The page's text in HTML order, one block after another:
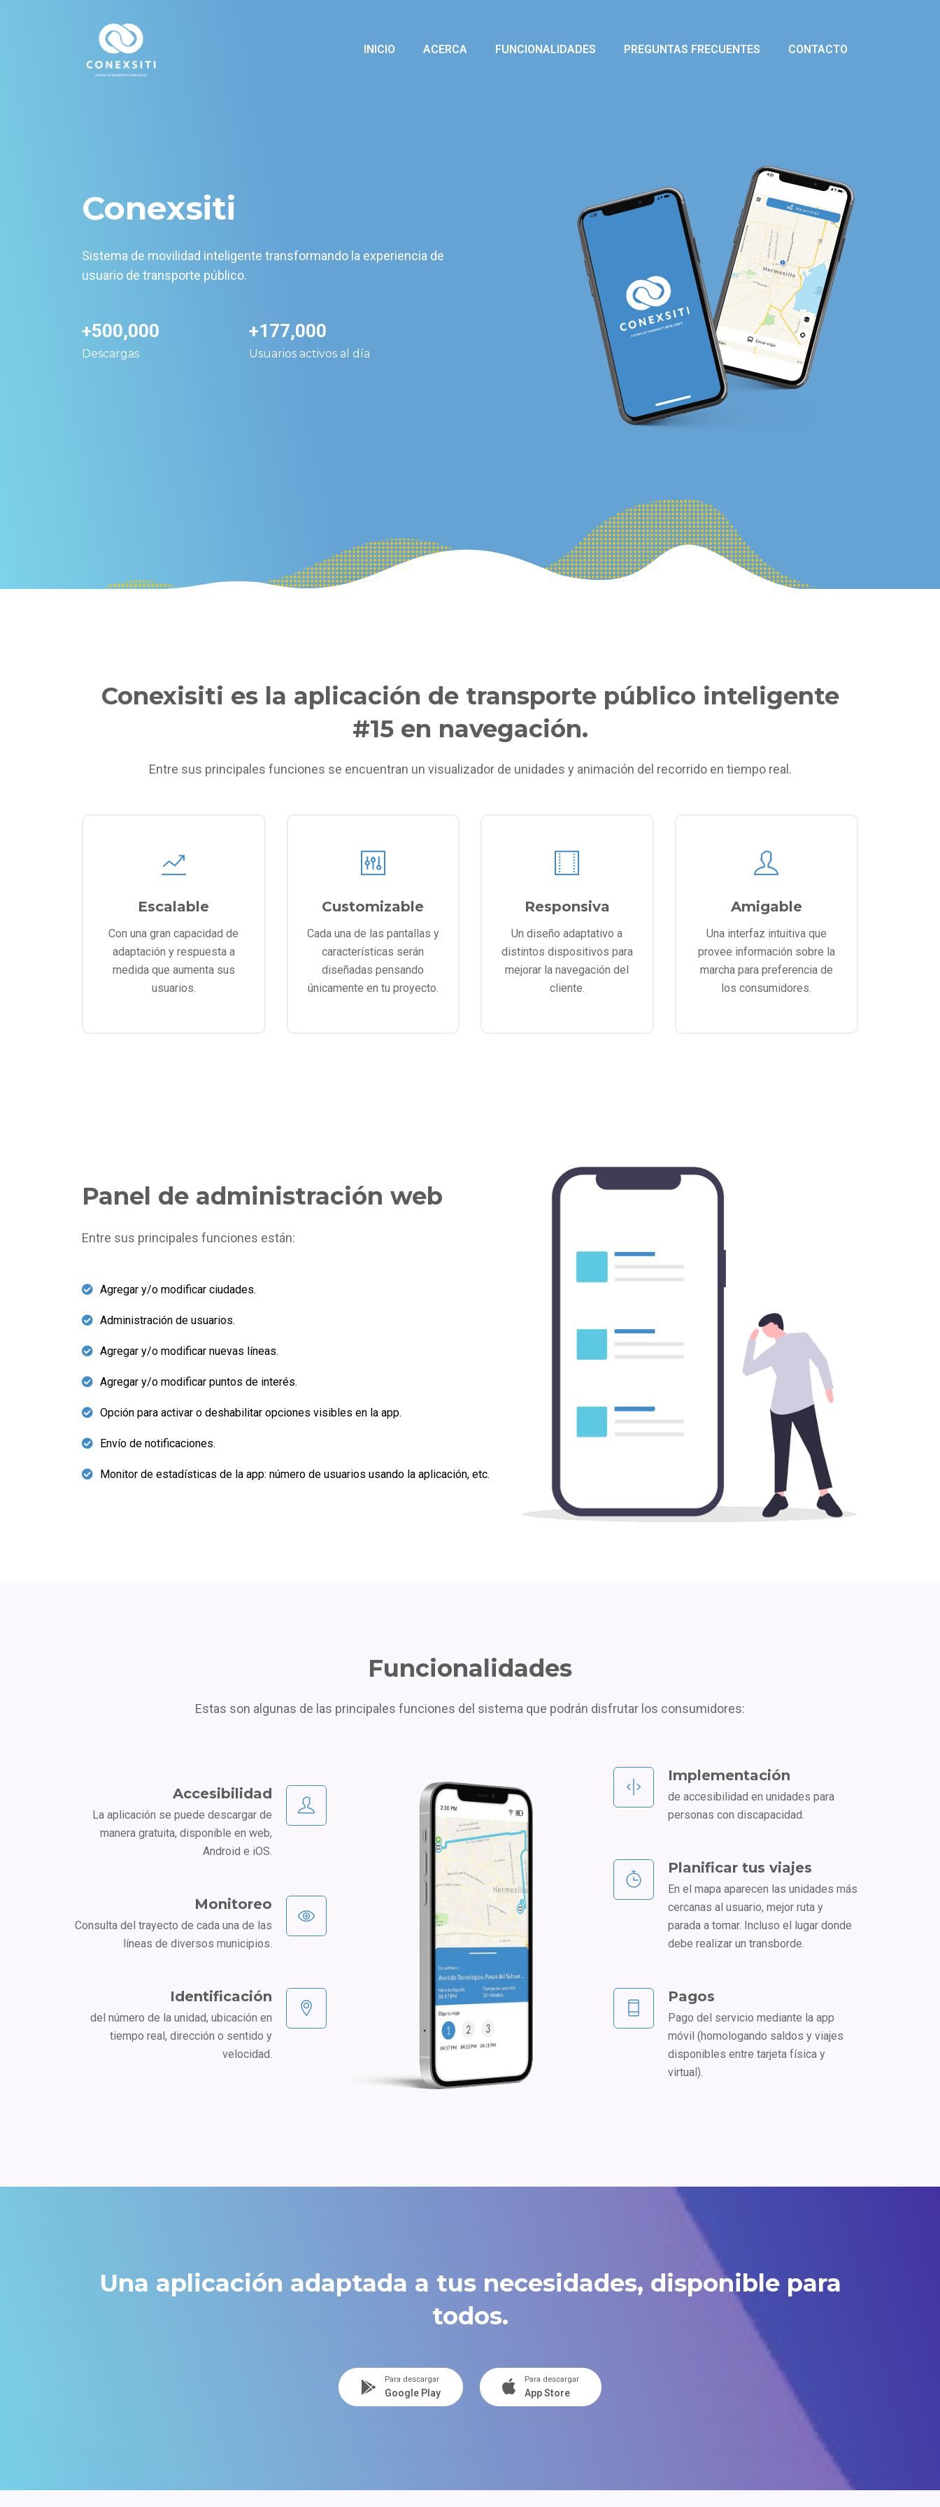
INICIO ACERCA FUNCIONALIDADES PREGUNTAS FRECUENTES CONTACTO
Conexsiti
Sistema de movilidad inteligente transformando la experiencia de
usuario de transporte público.
+500,000
Descargas
+177,000
Usuarios activos al día
Conexisiti es la aplicación de transporte público inteligente
#15 en navegación.
Entre sus principales funciones se encuentran un visualizador de unidades y animación del recorrido en tiempo real.
Escalable
Con una gran capacidad de
adaptación y respuesta a
medida que aumenta sus
usuarios.
Customizable
Cada una de las pantallas y
características serán
diseñadas pensando
únicamente en tu proyecto.
Responsiva
Un diseño adaptativo a
distintos dispositivos para
mejorar la navegación del
cliente.
Amigable
Una interfaz intuitiva que
provee información sobre la
marcha para preferencia de
los consumidores.
Panel de administración web
Entre sus principales funciones están:
Agregar y/o modificar ciudades.
Administración de usuarios.
Agregar y/o modificar nuevas líneas.
Agregar y/o modificar puntos de interés.
Opción para activar o deshabilitar opciones visibles en la app.
Envío de notificaciones.
Monitor de estadísticas de la app: número de usuarios usando la aplicación, etc.
Funcionalidades
Estas son algunas de las principales funciones del sistema que podrán disfrutar los consumidores:
Accesibilidad
La aplicación se puede descargar de
manera gratuita, disponible en web,
Android e iOS.
Monitoreo
Consulta del trayecto de cada una de las
líneas de diversos municipios.
Identificación
del número de la unidad, ubicación en
tiempo real, dirección o sentido y
velocidad.
Implementación
de accesibilidad en unidades para
personas con discapacidad.
Planificar tus viajes
En el mapa aparecen las unidades más
cercanas al usuario, mejor ruta y
parada a tomar. Incluso el lugar donde
debe realizar un transborde.
Pagos
Pago del servicio mediante la app
móvil (homologando saldos y viajes
disponibles entre tarjeta física y
virtual).
Una aplicación adaptada a tus necesidades, disponible para
todos.
Para descargar
Google Play
Para descargar
App Store